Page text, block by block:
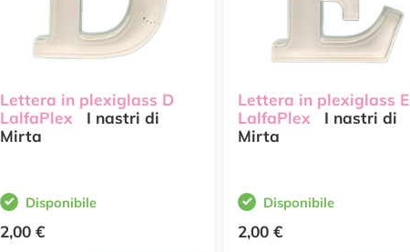
Lettera in plexiglass D
LalfaPlex
I nastri di
Mirta
Disponibile
2,00 €
Lettera in plexiglass E
LalfaPlex
I nastri di
Mirta
Disponibile
2,00 €